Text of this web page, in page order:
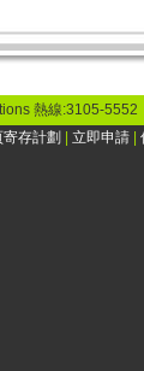
熱線:3105-5552
存計劃 立即申請